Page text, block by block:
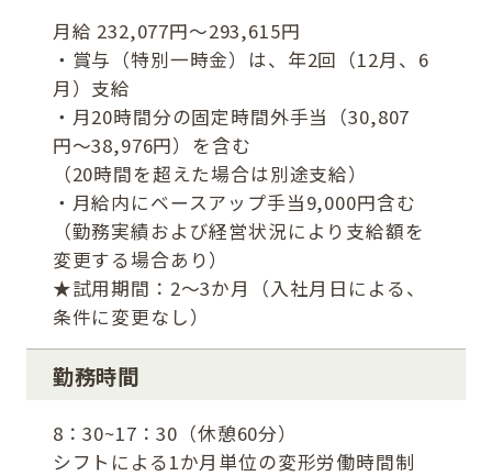
月給 232,077円〜293,615円
・賞与（特別一時金）は、年2回（12月、6
月）支給
・月20時間分の固定時間外手当（30,807
円〜38,976円）を含む
（20時間を超えた場合は別途支給）
・月給内にベースアップ手当9,000円含む
（勤務実績および経営状況により支給額を
変更する場合あり）
★試用期間：2〜3か月（入社月日による、
条件に変更なし）
勤務時間
8：30~17：30（休憩60分）
シフトによる1か月単位の変形労働時間制